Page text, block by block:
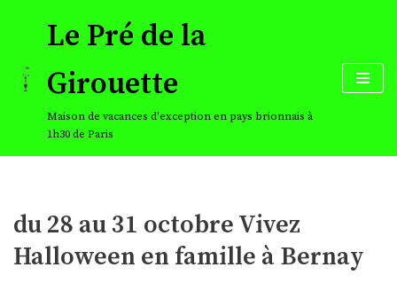
au
contenu
Le Pré de la
Girouette
Maison de vacances d'exception en pays brionnais à
1h30 de Paris
du 28 au 31 octobre Vivez
Halloween en famille à Bernay